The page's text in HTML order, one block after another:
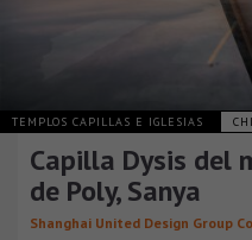
TEMPLOS CAPILLAS E IGLESIAS
Capilla Dysis del
de Poly, Sanya
Shanghai United Design Group